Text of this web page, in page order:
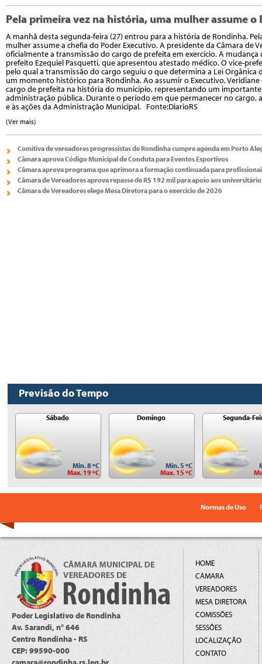
Pela primeira vez na história, uma mulher assume o
A manhã desta segunda-feira (27) entrou para a história de Rondinha.
mulher assume a chefia do Poder Executivo. A presidente da Câmara de
oficialmente a transmissão do cargo de prefeita em exercício. A
prefeito Ezequiel Pasquetti, que apresentou atestado médico. O vice-
pelo qual a transmissão do cargo seguiu o que determina a Lei
um momento histórico para Rondinha. Ao assumir o Executivo,
cargo de prefeita na história do município, representando um
administração pública. Durante o período em que permanecer no cargo,
e às ações da Administração Municipal. Fonte:DiarioRS
(Ver mais)
Comitiva de vereadores progressistas de Rondinha cumpre agenda em Porto
Câmara aprova Código Municipal de Conduta para Eventos Esportivos
Câmara aprova programa que aprimora a formação continuada para
Câmara de Vereadores aprova repasse de R$ 192 mil para apoio aos
Câmara de Vereadores elege Mesa Diretora para o exercício de 2026
Previsão do Tempo
Sábado
Min. 8 ºC
Max. 19 ºC
Domingo
Min. 5 ºC
Max. 15 ºC
Segunda-
Normas de Uso
Poder Legislativo de Rondinha
Av. Sarandi, n° 646
Centro Rondinha - RS
CEP: 99590-000
HOME
CÂMARA
VEREADORES
MESA DIRETORA
COMISSÕES
SESSÕES
LOCALIZAÇÃO
CONTATO